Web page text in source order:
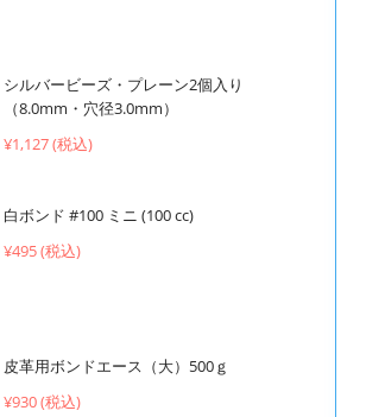
シルバービーズ・プレーン2個入り
（8.0mm・穴径3.0mm）
¥1,127 (税込)
白ボンド #100 ミニ (100 cc)
¥495 (税込)
皮革用ボンドエース（大）500ｇ
¥930 (税込)